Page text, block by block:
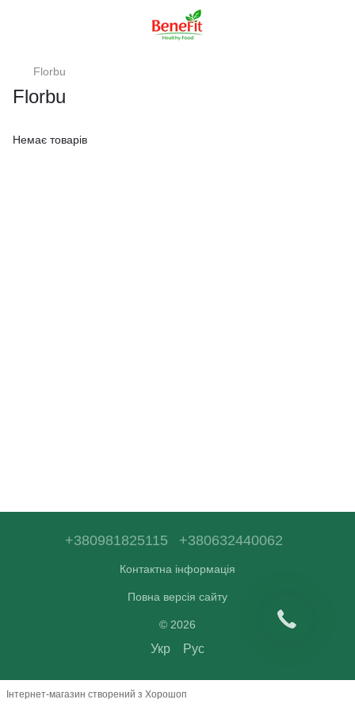
Florbu
Florbu
Немає товарів
+380981825115 +380632440062
Контактна інформація
Повна версія сайту
© 2026
Укр Рус
Інтернет-магазин створений з Хорошоп